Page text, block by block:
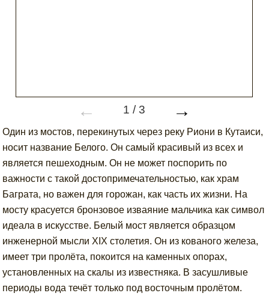
← 1 /3 →
Один из мостов, перекинутых через реку Риони в Кутаиси,
носит название Белого. Он самый красивый из всех и
является пешеходным. Он не может поспорить по
важности с такой достопримечательностью, как храм
Баграта, но важен для горожан, как часть их жизни. На
мосту красуется бронзовое изваяние мальчика как символ
идеала в искусстве. Белый мост является образцом
инженерной мысли XIX столетия. Он из кованого железа,
имеет три пролёта, покоится на каменных опорах,
установленных на скалы из известняка. В засушливые
периоды вода течёт только под восточным пролётом.